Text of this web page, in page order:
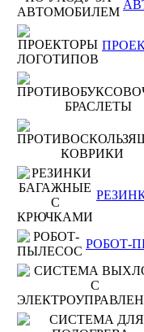
РОБОТ-